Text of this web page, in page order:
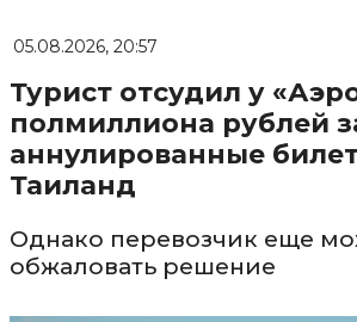
05.08.2026, 20:57
Турист отсудил у
полмиллиона рублей
аннулированные
Таиланд
Однако перевозчик еще
обжаловать решение